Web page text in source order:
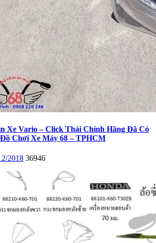
Xe Vario – Click Thái Chính Hãng Đã Có
Chơi Xe Máy 68 – TPHCM
2018 36946